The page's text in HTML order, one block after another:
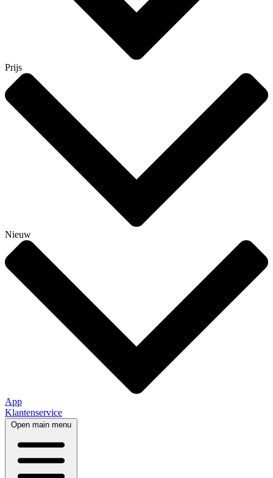
Prijs
Nieuw
App
Klantenservice
Open main menu